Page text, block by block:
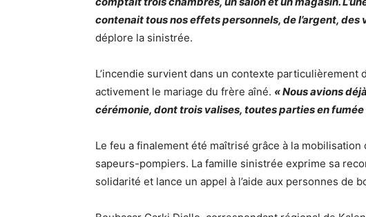
contenait tous nos effets personnels, de l’argent,
déplore la sinistrée.
L’incendie survient dans un contexte
activement le mariage du frère aîné. « Nous avions
cérémonie, dont trois valises, toutes parties en fumée
Le feu a finalement été maîtrisé grâce à la mobilisation
sapeurs-pompiers. La famille sinistrée exprime sa
solidarité et lance un appel à l’aide aux personnes de